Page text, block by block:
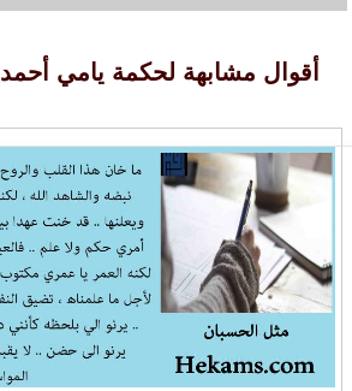
أقوال مشابهة لحكمة يامي أحمد